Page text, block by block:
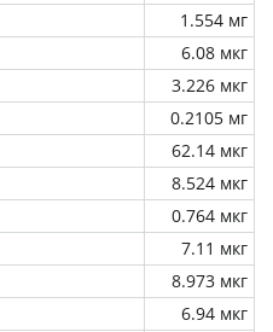
1.554 мг
6.08 мкг
3.226 мкг
0.2105 мг
62.14 мкг
8.524 мкг
0.764 мкг
7.11 мкг
8.973 мкг
6.94 мкг